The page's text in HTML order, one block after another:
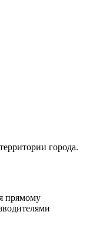
города.
прямому